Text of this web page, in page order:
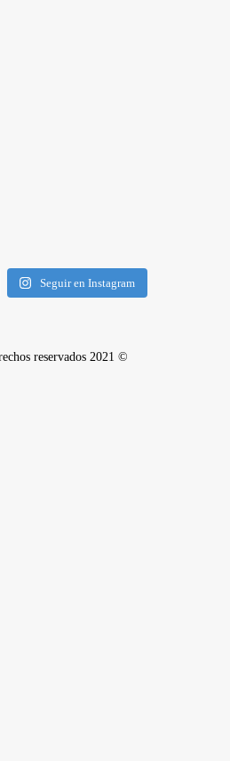
Seguir en Instagram
reservados 2021 ©